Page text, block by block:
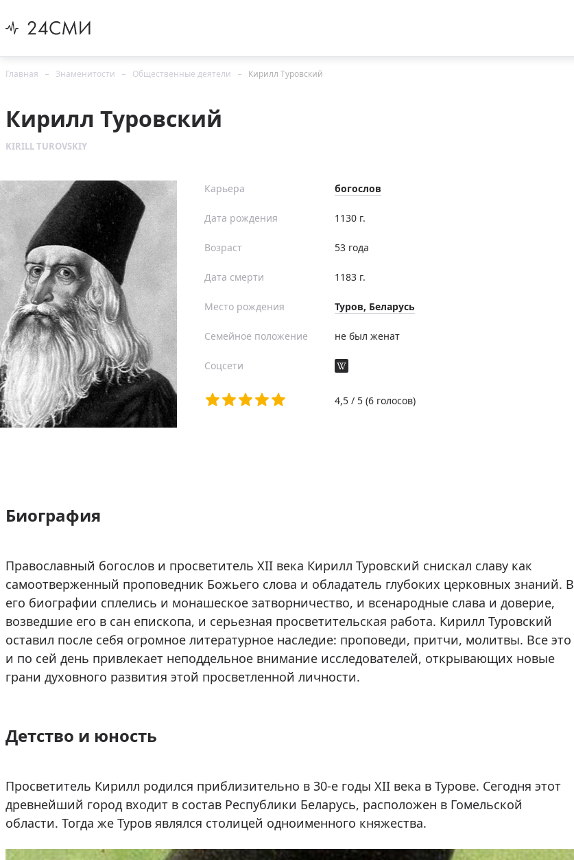
Главная Знаменитости Общественные деятели Кирилл Туровский
Кирилл Туровский
KIRILL TUROVSKIY
Карьера богослов
Дата рождения 1130 г.
Возраст 53 года
Дата смерти 1183 г.
Место рождения Туров, Беларусь
Семейное положение не был женат
Соцсети
4,5 / 5 (6 голосов)
Биография
Православный богослов и просветитель XII века Кирилл Туровский снискал славу как
самоотверженный проповедник Божьего слова и обладатель глубоких церковных знаний. В
его биографии сплелись и монашеское затворничество, и всенародные слава и доверие,
возведшие его в сан епископа, и серьезная просветительская работа. Кирилл Туровский
оставил после себя огромное литературное наследие: проповеди, притчи, молитвы. Все это
и по сей день привлекает неподдельное внимание исследователей, открывающих новые
грани духовного развития этой просветленной личности.
Детство и юность
Просветитель Кирилл родился приблизительно в 30-е годы XII века в Турове. Сегодня этот
древнейший город входит в состав Республики Беларусь, расположен в Гомельской
области. Тогда же Туров являлся столицей одноименного княжества.